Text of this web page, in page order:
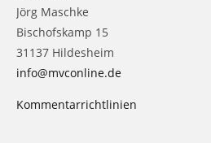
Jörg Maschke
Bischofskamp 15
31137 Hildesheim
info@mvconline.de
Kommentarrichtlinien